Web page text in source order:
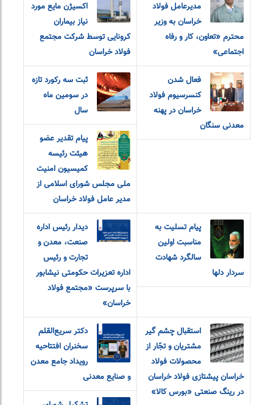
مدیرعامل فولاد
خراسان به وزیر
محترم «تعاون، کار و رفاه
اجتماعی»
اکسیژن مایع مورد
نیاز بیماران
کرونایی توسط شرکت مجتمع
فولاد خراسان
فعال شدن
کنسرسیوم فولاد
خراسان در پهنه
معدنی سنگان
ثبت سه رکورد تازه
در سومین ماه
سال
پیام تقدیر عضو
هیئت رئیسه
کمیسیون امنیت
ملی مجلس شورای اسلامی از
مدیر عامل فولاد خراسان
پیام تسلیت به
مناسبت اولین
سالگرد شهادت
سردار دلها
دیدار رئیس اداره
صنعت، معدن و
تجارت و رئیس
اداره تعزیرات حکومتی نیشابور
با سرپرست «مجتمع فولاد
خراسان»
استقبال چشم گیر
مشتریان و تجّار از
محصولات فولاد
خراسان پیشتازی فولاد خراسان
در رینگ صنعتی «بورس کالا»
دکتر سریع‌القلم
سخنران افتتاحیه
رویداد جامع معدن
و صنایع معدنی